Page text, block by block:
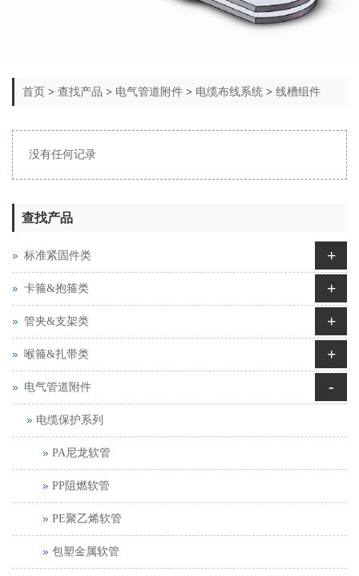
首页 > 查找产品 > 电气管道附件 > 电缆布线系统 > 线槽组件
没有任何记录
查找产品
标准紧固件类 +
卡箍&抱箍类 +
管夹&支架类 +
喉箍&扎带类 +
电气管道附件 -
电缆保护系列
PA尼龙软管
PP阻燃软管
PE聚乙烯软管
包塑金属软管